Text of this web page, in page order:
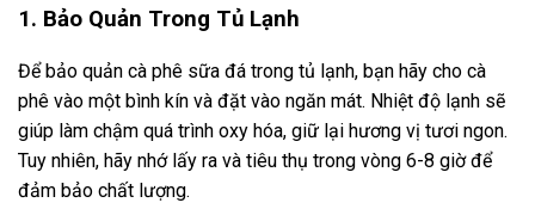
1. Bảo Quản Trong Tủ Lạnh
Để bảo quản cà phê sữa đá trong tủ lạnh, bạn hãy cho cà
phê vào một bình kín và đặt vào ngăn mát. Nhiệt độ lạnh sẽ
giúp làm chậm quá trình oxy hóa, giữ lại hương vị tươi ngon.
Tuy nhiên, hãy nhớ lấy ra và tiêu thụ trong vòng 6-8 giờ để
đảm bảo chất lượng.